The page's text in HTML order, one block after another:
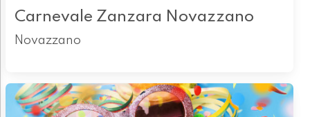
Carnevale Zanzara Novazzano
Novazzano